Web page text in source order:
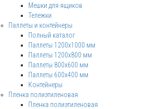
Мешки для ящиков
Тележки
Паллеты и контейнеры
Полный каталог
Паллеты 1200х1000 мм
Паллеты 1200х800 мм
Паллеты 800x600 мм
Паллеты 600x400 мм
Контейнеры
Пленка полиэтиленовая
Пленка полиэтиленовая